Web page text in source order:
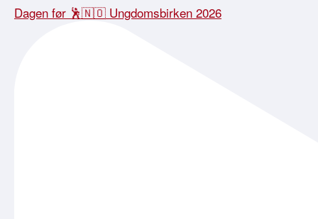
Dagen før 🕺🇳🇴 Ungdomsbirken 2026